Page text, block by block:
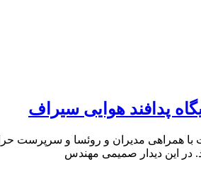
پدافند هوایی سیراف
همراهی مدیران و روئسا و سرپرست
در این دیدار صمیمی مهندس